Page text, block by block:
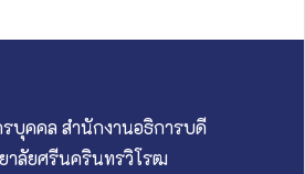
บุคคล สำนักงานอธิการบดี
าลัยศรีนครินทรวิโรฒ